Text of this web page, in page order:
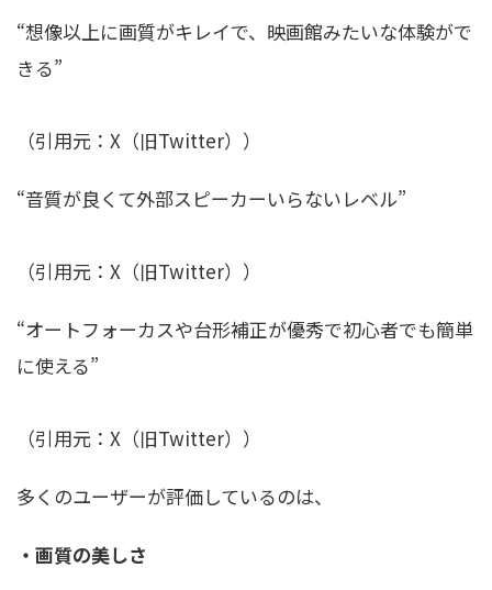
“想像以上に画質がキレイで、映画館みたいな体験がで
きる”
（引用元：X（旧Twitter））
“音質が良くて外部スピーカーいらないレベル”
（引用元：X（旧Twitter））
“オートフォーカスや台形補正が優秀で初心者でも簡単
に使える”
（引用元：X（旧Twitter））
多くのユーザーが評価しているのは、
・画質の美しさ